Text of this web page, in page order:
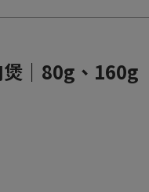
｜80g、160g